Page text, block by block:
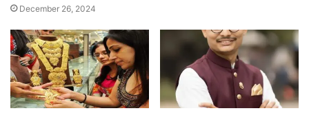
December 26, 2024